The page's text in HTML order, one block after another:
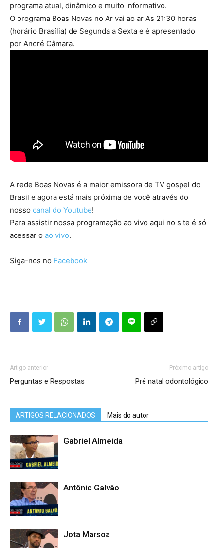
programa atual, dinâmico e muito informativo.
O programa Boas Novas no Ar vai ao ar As 21:30 horas
(horário Brasília) de Segunda a Sexta e é apresentado
por André Câmara.
A rede Boas Novas é a maior emissora de TV gospel do
Brasil e agora está mais próxima de você através do
nosso canal do Youtube!
Para assistir nossa programação ao vivo aqui no site é só
acessar o ao vivo.
Siga-nos no Facebook
Artigo anterior
Perguntas e Respostas
Próximo artigo
Pré natal odontológico
ARTIGOS RELACIONADOS Mais do autor
Gabriel Almeida
Antônio Galvão
Jota Marsoa